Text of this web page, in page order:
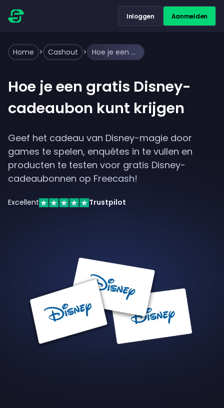
Inloggen Aanmelden
Home > Cashout > Hoe je een gratis Disney-cadeaubon kunt krijgen
Hoe je een gratis Disney-
cadeaubon kunt krijgen
Geef het cadeau van Disney-magie door
games te spelen, enquêtes in te vullen en
producten te testen voor gratis Disney-
cadeaubonnen op Freecash!
Excellent Trustpilot